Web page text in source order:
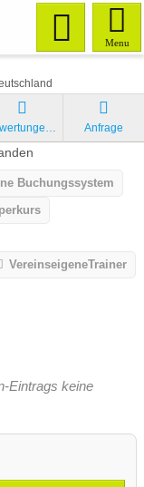
Menu
Bewertungen Anfrage
Buchungssystem
VereinseigeneTrainer
Eintrags keine